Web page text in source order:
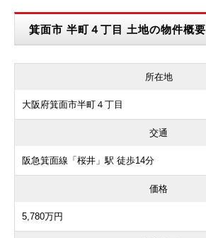
箕面市 半町４丁目 土地の物件概要
所在地
大阪府箕面市半町４丁目
交通
阪急箕面線「桜井」駅 徒歩14分
価格
5,780万円